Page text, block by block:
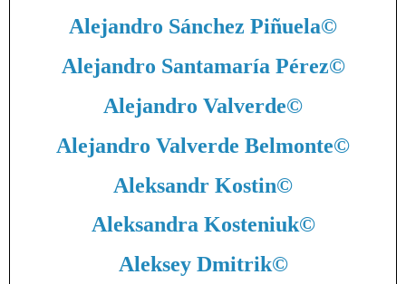
Alejandro Sánchez Piñuela©
Alejandro Santamaría Pérez©
Alejandro Valverde©
Alejandro Valverde Belmonte©
Aleksandr Kostin©
Aleksandra Kosteniuk©
Aleksey Dmitrik©